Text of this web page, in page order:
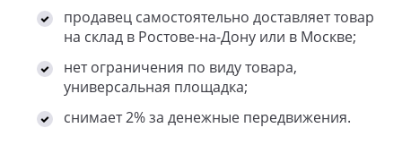
продавец самостоятельно доставляет товар
на склад в Ростове-на-Дону или в Москве;
нет ограничения по виду товара,
универсальная площадка;
снимает 2% за денежные передвижения.